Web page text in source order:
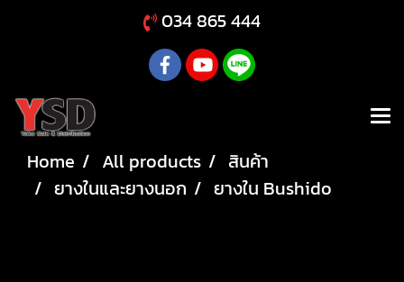
034 865 444
Home All products
สินค้า
ยางในและยางนอก
ยางใน Bushido